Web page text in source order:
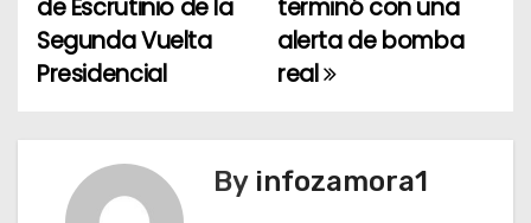
v
g
terminó con una
alerta de bomba
real
de Escrutinio de la
Segunda Vuelta
Presidencial
By infozamora1